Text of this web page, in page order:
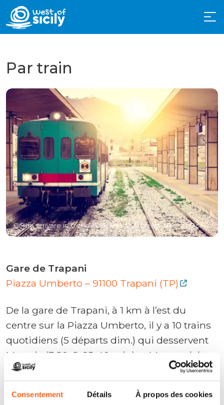
Consentement Détails À propos des cookies
Par train
Come arrivare in treno in Sicilia| © Archivio West of Sicily
Gare de Trapani
Piazza Umberto – 91100 Trapani (TP)
De la gare de Trapani, à 1 km à l’est du
centre sur la Piazza Umberto, il y a 10 trains
quotidiens (5 départs dim.) qui desservent
Marsala (3,80 €, 25-40 min) et Mazara del
Vallo (5 €, 10, 55 min ) et à Palerme, bien que
le bus soit le moyen le plus direct et le plus
rapide vers cette dernière destination.